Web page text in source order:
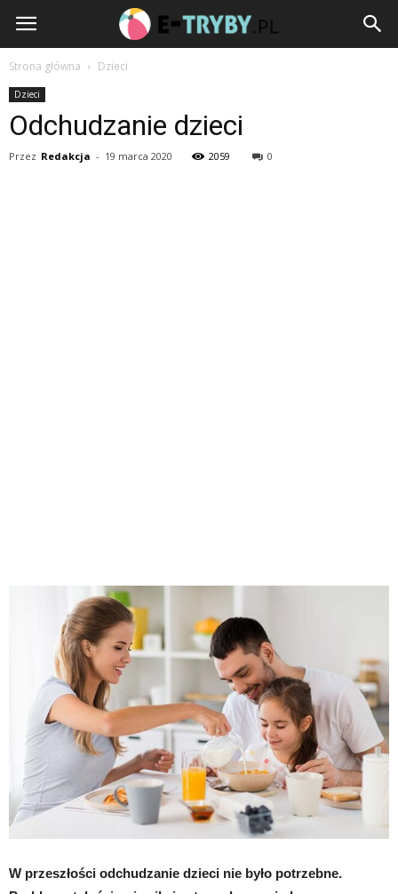
Tryby.pl
Strona główna Dzieci
Dzieci
Odchudzanie dzieci
Przez Redakcja - 19 marca 2020 2059 0
W przeszłości odchudzanie dzieci nie było potrzebne.